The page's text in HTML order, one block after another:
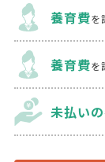
養育費を
養育費を
未払い